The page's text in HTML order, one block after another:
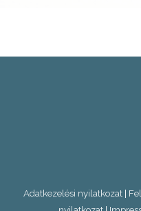
Adatkezelési nyilatkozat |